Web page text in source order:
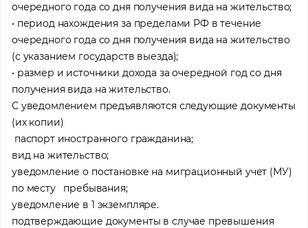
очередного года со дня получения вида на жительство;
• период нахождения за пределами РФ в течение
очередного года со дня получения вида на жительство
(с указанием государств выезда);
• размер и источники дохода за очередной год со дня
получения вида на жительство.
С уведомлением предъявляются следующие документы
(их копии)
паспорт иностранного гражданина;
вид на жительство;
уведомление о постановке на миграционный учет (МУ)
по месту пребывания;
уведомление в 1 экземпляре.
подтверждающие документы в случае превышения